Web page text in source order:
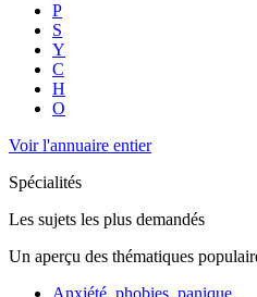
P
S
Y
C
H
O
Voir l'annuaire entier
Spécialités
Les sujets les plus demandés
Un aperçu des thématiques